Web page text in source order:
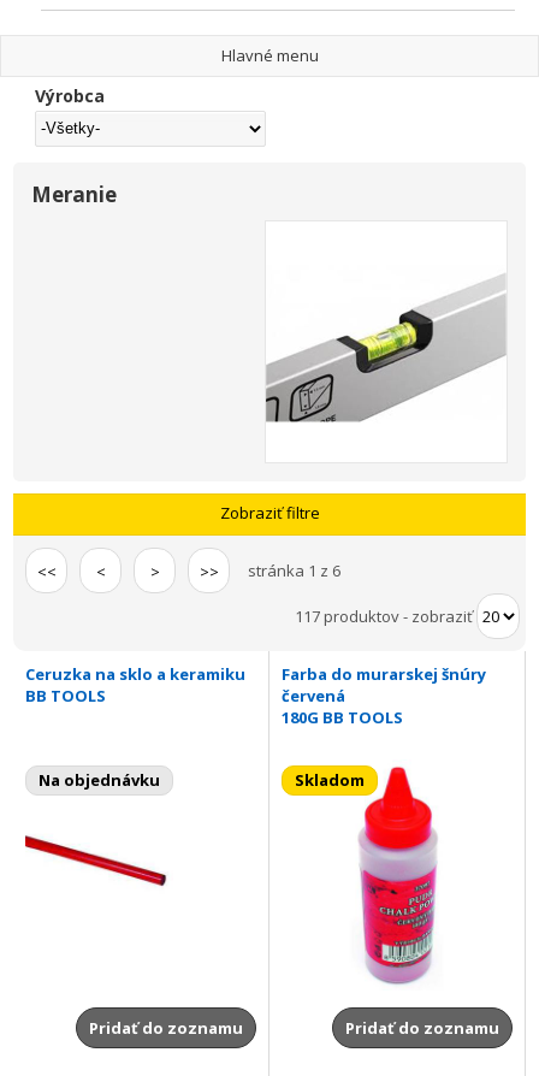
Hlavné menu
Výrobca
Meranie
Zobraziť filtre
<< < > >> stránka 1 z 6
117 produktov- zobraziť
Ceruzka na sklo a keramiku
BB TOOLS
Na objednávku
Pridať do zoznamu
Farba do murarskej šnúry
červená
180G BB TOOLS
Skladom
Pridať do zoznamu